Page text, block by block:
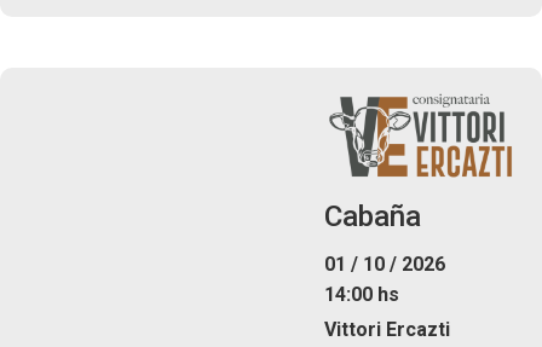
Cabaña
01 / 10 / 2026
14:00 hs
Vittori Ercazti